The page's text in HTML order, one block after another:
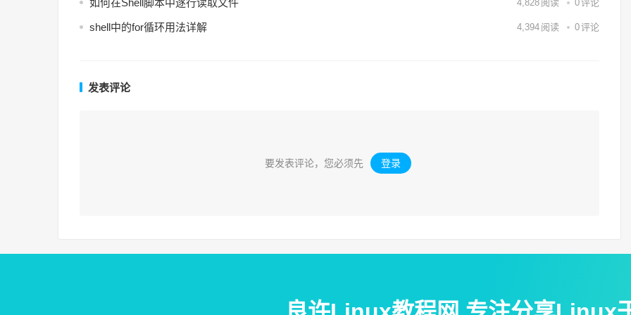
如何在Shell脚本中逐行读取文件 4,828 阅读 0评论
shell中的for循环用法详解 4,394 阅读 0评论
发表评论
要发表评论，您必须先 登录 。